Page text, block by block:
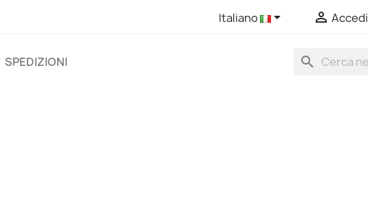
Italiano   Accedi
search
SPEDIZIONI